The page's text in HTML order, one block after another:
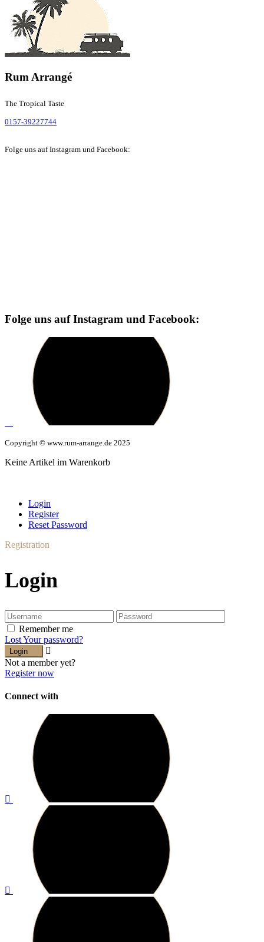
Rum Arrangé
The Tropical Taste
0157-39227744
Folge uns auf Instagram und Facebook:
Folge uns auf Instagram und Facebook:
Copyright © www.rum-arrange.de 2025
Keine Artikel im Warenkorb
Login
Register
Reset Password
Registration
Login
Remember me
Lost Your password?
Login
Not a member yet?
Register now
Connect with